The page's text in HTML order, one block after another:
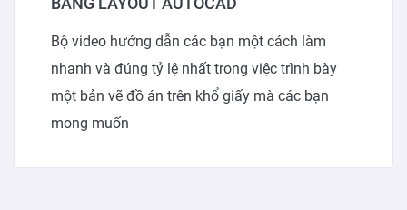
Bộ video hướng dẫn các bạn một cách làm
nhanh và đúng tỷ lệ nhất trong việc trình bày
một bản vẽ đồ án trên khổ giấy mà các bạn
mong muốn